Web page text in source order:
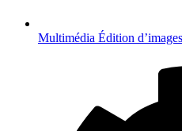
Multimédia Édition